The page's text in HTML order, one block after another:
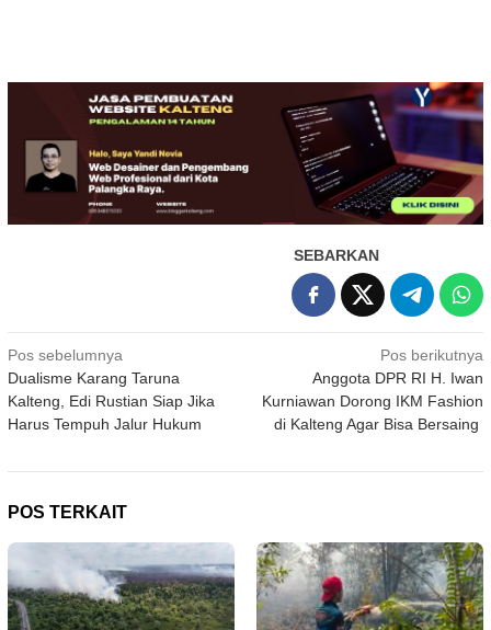
SEBARKAN
Navigasi
pos
Pos sebelumnya
Dualisme Karang Taruna
Kalteng, Edi Rustian Siap Jika
Harus Tempuh Jalur Hukum
Pos berikutnya
Anggota DPR RI H. Iwan
Kurniawan Dorong IKM Fashion
di Kalteng Agar Bisa Bersaing
POS TERKAIT